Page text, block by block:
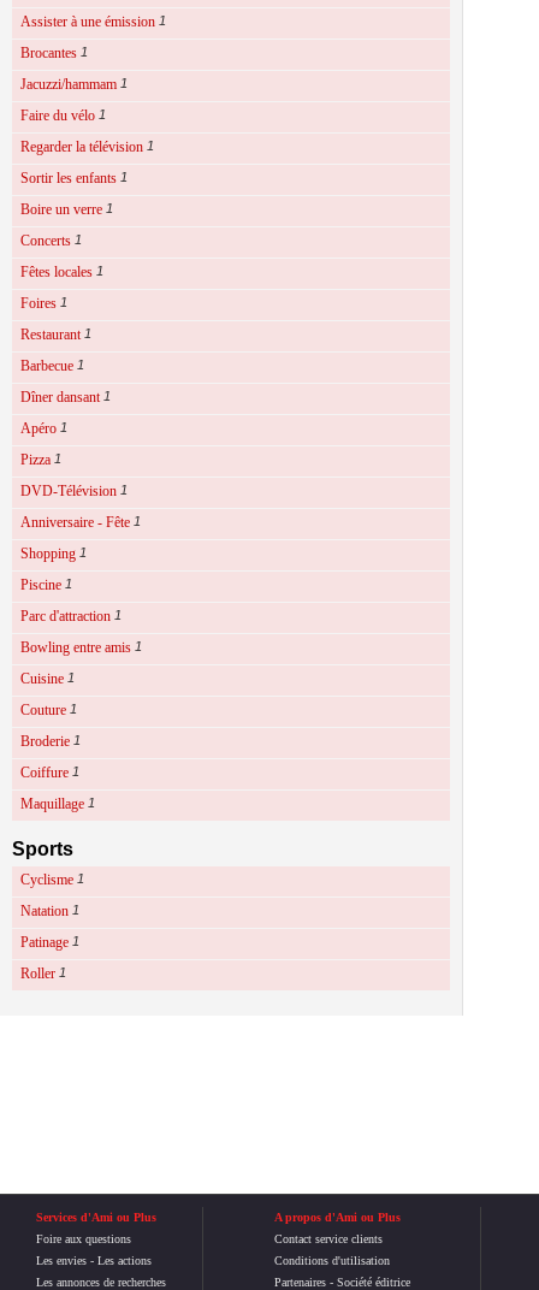
Assister à une émission 1
Brocantes 1
Jacuzzi/hammam 1
Faire du vélo 1
Regarder la télévision 1
Sortir les enfants 1
Boire un verre 1
Concerts 1
Fêtes locales 1
Foires 1
Restaurant 1
Barbecue 1
Dîner dansant 1
Apéro 1
Pizza 1
DVD-Télévision 1
Anniversaire - Fête 1
Shopping 1
Piscine 1
Parc d'attraction 1
Bowling entre amis 1
Cuisine 1
Couture 1
Broderie 1
Coiffure 1
Maquillage 1
Sports
Cyclisme 1
Natation 1
Patinage 1
Roller 1
Services d'Ami ou Plus
Foire aux questions
Les envies - Les actions
Les annonces de recherches
A propos d'Ami ou Plus
Contact service clients
Conditions d'utilisation
Partenaires- Société éditrice